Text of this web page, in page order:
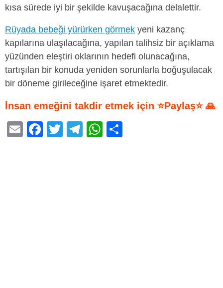
kısa sürede iyi bir şekilde kavuşacağına delalettir.
Rüyada bebeği yürürken görmek yeni kazanç
kapılarına ulaşılacağına, yapılan talihsiz bir açıklama
yüzünden eleştiri oklarının hedefi olunacağına,
tartışılan bir konuda yeniden sorunlarla boğuşulacak
bir döneme girileceğine işaret etmektedir.
İnsan emeğini takdir etmek için ⭐Paylaş⭐ 🙏
E
F
T
T
W